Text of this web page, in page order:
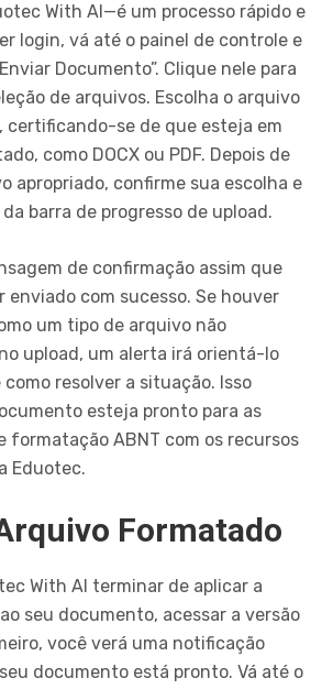
With AI—é um processo rápido e
login, vá até o painel de controle e
Documento”. Clique nele para
de arquivos. Escolha o arquivo
certificando-se de que esteja em
como DOCX ou PDF. Depois de
apropriado, confirme sua escolha e
barra de progresso de upload.
de confirmação assim que
com sucesso. Se houver
um tipo de arquivo não
upload, um alerta irá orientá-lo
resolver a situação. Isso
esteja pronto para as
formatação ABNT com os recursos
Eduotec.
Formatado
With AI terminar de aplicar a
seu documento, acessar a versão
você verá uma notificação
documento está pronto. Vá até o